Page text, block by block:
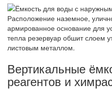
Расположение наземное,
армированное основание для
тепла резервуар обшит слоем
листовым металлом.
Вертикальные
реагентов и